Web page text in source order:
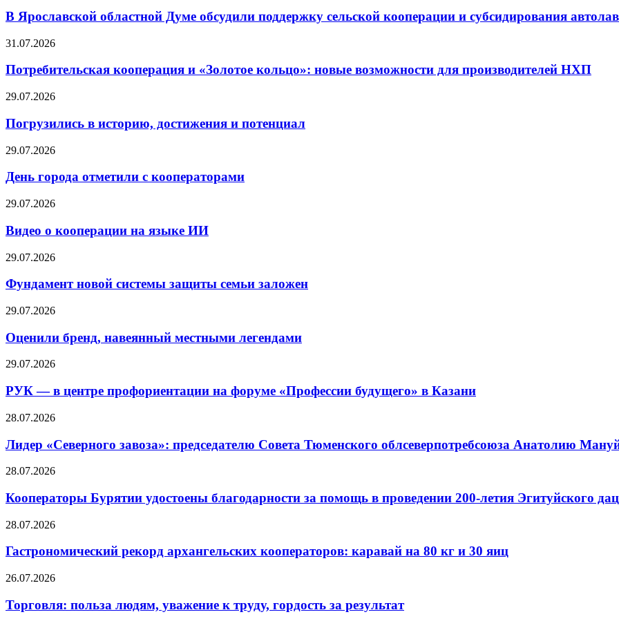
В Ярославской областной Думе обсудили поддержку сельской кооперации и субсидирования
31.07.2026
Потребительская кооперация и «Золотое кольцо»: новые возможности для производителей НХП
29.07.2026
Погрузились в историю, достижения и потенциал
29.07.2026
День города отметили с кооператорами
29.07.2026
Видео о кооперации на языке ИИ
29.07.2026
Фундамент новой системы защиты семьи заложен
29.07.2026
Оценили бренд, навеянный местными легендами
29.07.2026
РУК — в центре профориентации на форуме «Профессии будущего» в Казани
28.07.2026
Лидер «Северного завоза»: председателю Совета Тюменского облсеверпотребсоюза Анатолию
28.07.2026
Кооператоры Бурятии удостоены благодарности за помощь в проведении 200-летия Эгитуйского
28.07.2026
Гастрономический рекорд архангельских кооператоров: каравай на 80 кг и 30 яиц
26.07.2026
Торговля: польза людям, уважение к труду, гордость за результат